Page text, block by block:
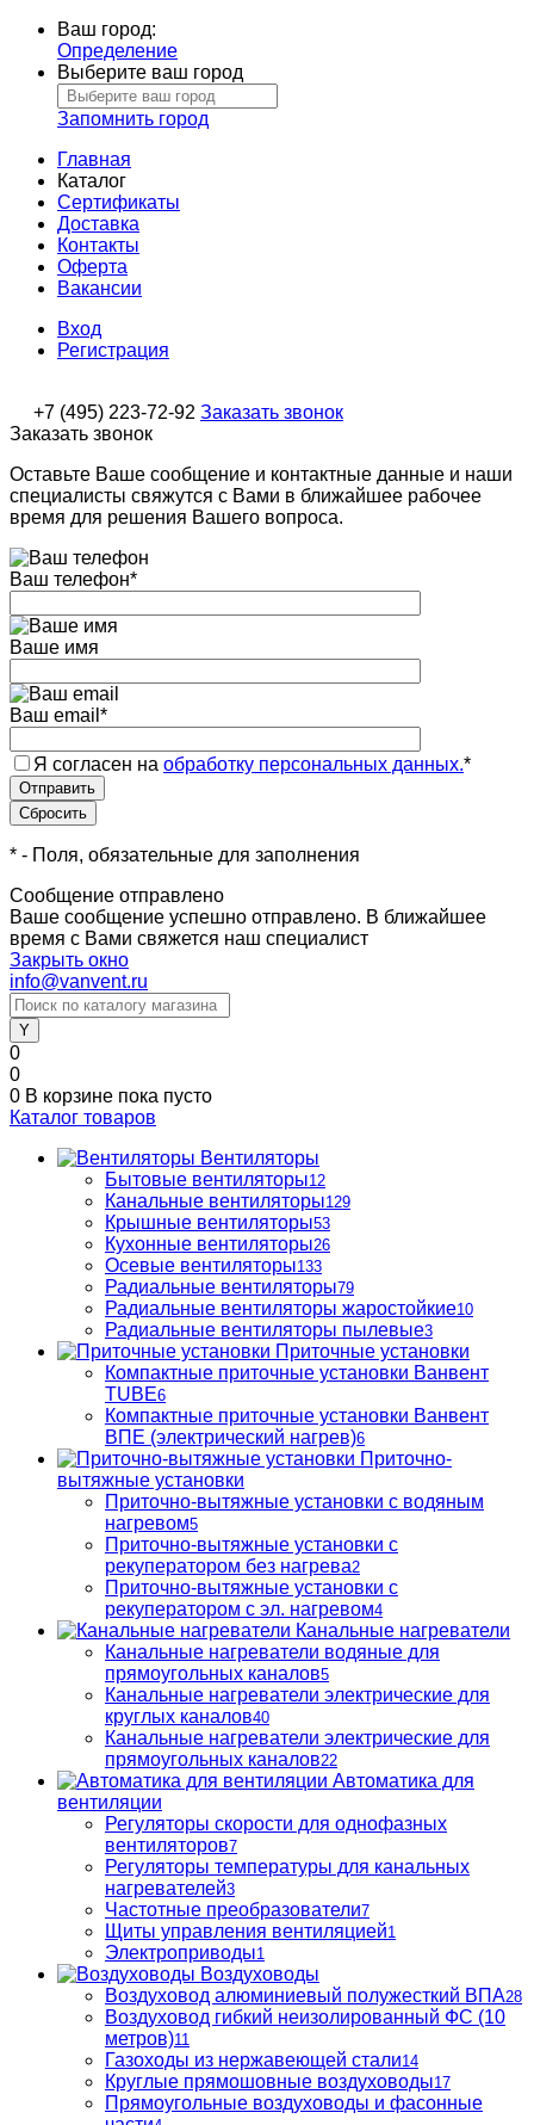
Ваш город:
Определение
Выберите ваш город
Запомнить город
Главная
Каталог
Сертификаты
Доставка
Контакты
Оферта
Вакансии
Вход
Регистрация
+7 (495) 223-72-92 Заказать звонок
Заказать звонок
Оставьте Ваше сообщение и контактные данные и наши
специалисты свяжутся с Вами в ближайшее рабочее
время для решения Вашего вопроса.
Ваш телефон*
Ваше имя
Ваш email *
Я согласен на обработку персональных данных.*
* - Поля, обязательные для заполнения
Сообщение отправлено
Ваше сообщение успешно отправлено. В ближайшее
время с Вами свяжется наш специалист
Закрыть окно
info@vanvent.ru
0
0
0 В корзине пока пусто
Каталог товаров
Вентиляторы
Бытовые вентиляторы12
Канальные вентиляторы129
Крышные вентиляторы53
Кухонные вентиляторы26
Осевые вентиляторы133
Радиальные вентиляторы79
Радиальные вентиляторы жаростойкие10
Радиальные вентиляторы пылевые3
Приточные установки
Компактные приточные установки Ванвент
TUBE6
Компактные приточные установки Ванвент
ВПЕ (электрический нагрев)6
Приточно-
вытяжные установки
Приточно-вытяжные установки с водяным
нагревом5
Приточно-вытяжные установки с
рекуператором без нагрева2
Приточно-вытяжные установки с
рекуператором с эл. нагревом4
Канальные нагреватели
Канальные нагреватели водяные для
прямоугольных каналов5
Канальные нагреватели электрические для
круглых каналов40
Канальные нагреватели электрические для
прямоугольных каналов22
Автоматика для
вентиляции
Регуляторы скорости для однофазных
вентиляторов7
Регуляторы температуры для канальных
нагревателей3
Частотные преобразователи7
Щиты управления вентиляцией1
Электроприводы1
Воздуховоды
Воздуховод алюминиевый полужесткий ВПА28
Воздуховод гибкий неизолированный ФС (10
метров)11
Газоходы из нержавеющей стали14
Круглые прямошовные воздуховоды17
Прямоугольные воздуховоды и фасонные